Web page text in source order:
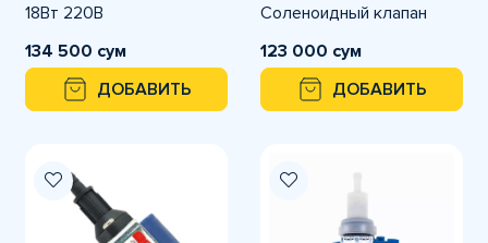
18Вт 220В
134 500 сум
ДОБАВИТЬ
Соленоидный клапан
123 000 сум
ДОБАВИТЬ